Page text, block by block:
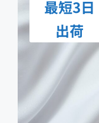
最短3日
出荷